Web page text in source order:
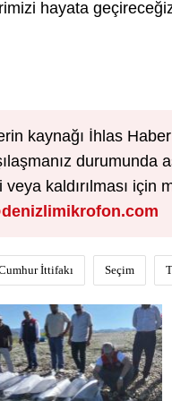
hayata
kaynağı İhlas Haber
durumunda
kaldırılması için
İttifakı Seçim